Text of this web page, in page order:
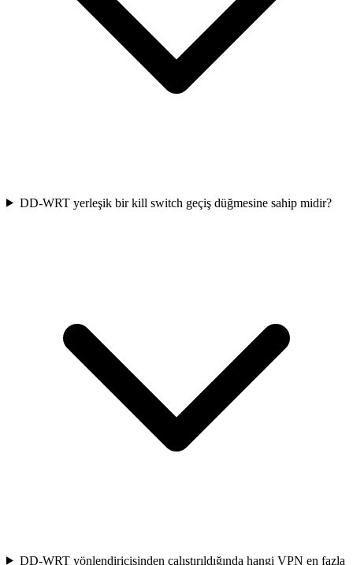
DD-WRT yerleşik bir kill switch geçiş düğmesine sahip midir?
DD-WRT yönlendiricisinden çalıştırıldığında hangi VPN en fazla